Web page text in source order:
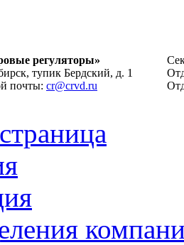
регуляторы»
тупик Бердский, д. 1
почты: cr@crvd.ru